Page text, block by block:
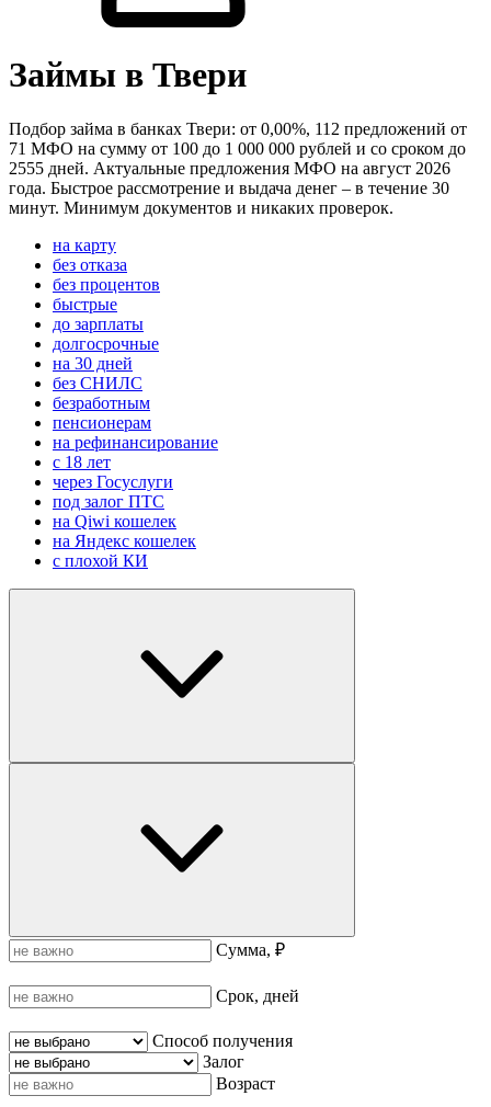
Займы в Твери
Подбор займа в банках Твери: от 0,00%, 112 предложений от
71 МФО на сумму от 100 до 1 000 000 рублей и со сроком до
2555 дней. Актуальные предложения МФО на август 2026
года. Быстрое рассмотрение и выдача денег – в течение 30
минут. Минимум документов и никаких проверок.
на карту
без отказа
без процентов
быстрые
до зарплаты
долгосрочные
на 30 дней
без СНИЛС
безработным
пенсионерам
на рефинансирование
с 18 лет
через Госуслуги
под залог ПТС
на Qiwi кошелек
на Яндекс кошелек
с плохой КИ
Сумма, ₽
Срок, дней
Способ получения
Залог
Возраст